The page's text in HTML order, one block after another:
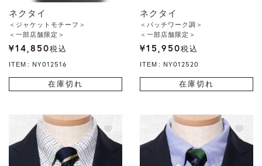
ネクタイ
＜ジャケットモチーフ＞
＜一部店舗限定＞
¥14,850税込
ITEM NY012516
在庫切れ
ネクタイ
＜パッチワーク調＞
＜一部店舗限定＞
¥15,950税込
ITEM NY012520
在庫切れ